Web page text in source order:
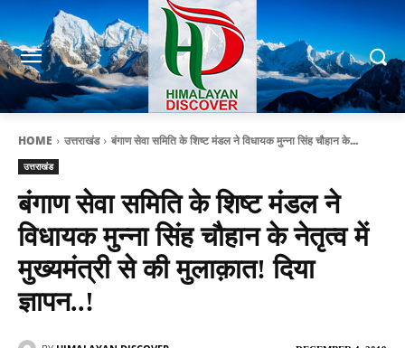
HOME उत्तराखंड बंगाण सेवा समिति के शिष्ट मंडल ने विधायक मुन्ना सिंह चौहान के...
उत्तराखंड
बंगाण सेवा समिति के शिष्ट मंडल ने
विधायक मुन्ना सिंह चौहान के नेतृत्व में
मुख्यमंत्री से की मुलाक़ात! दिया
ज्ञापन..!